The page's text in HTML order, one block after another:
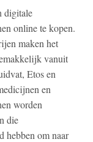
digitale
online te kopen.
maken het
vanuit
Etos en
en
worden
die
hebben om naar